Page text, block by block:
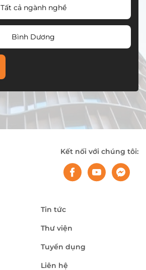
Tất cả ngành nghề
Bình Dương
Kết nối với chúng tôi:
Tin tức
Thư viện
Tuyển dụng
Liên hệ